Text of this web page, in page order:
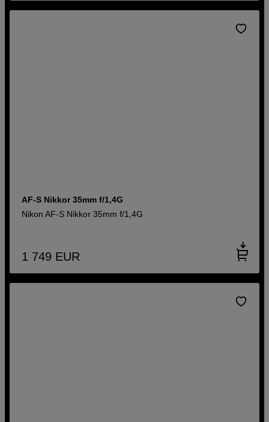
AF-S Nikkor 35mm f/1,4G
Nikon AF-S Nikkor 35mm f/1,4G
1 749 EUR